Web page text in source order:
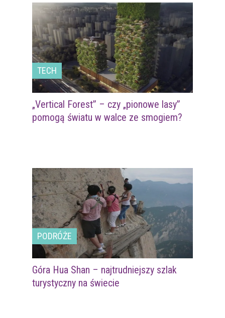
TECH
„Vertical Forest” – czy „pionowe lasy”
pomogą światu w walce ze smogiem?
PODRÓŻE
Góra Hua Shan – najtrudniejszy szlak
turystyczny na świecie